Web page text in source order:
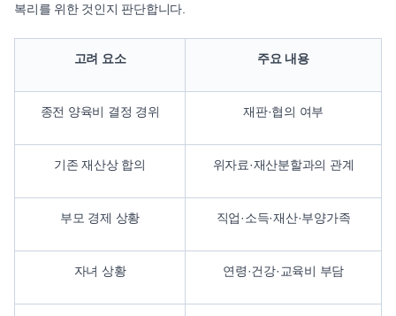
복리를 위한 것인지 판단합니다.
고려 요소 주요 내용
종전 양육비 결정 경위 재판·협의 여부
기존 재산상 합의 위자료·재산분할과의 관계
부모 경제 상황 직업·소득·재산·부양가족
자녀 상황 연령·건강·교육비 부담